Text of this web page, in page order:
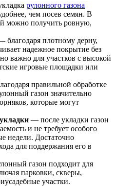
рулонного газона
чем посев семян. В
можно получить ровную,
благодаря плотному дерну,
надежное покрытие без
важно для участков с высокой
игровые площадки или
правильной обработке
газон значительно
которые могут
— после укладки газон
и не требует особого
недели. Достаточно
для поддержания его в
газон подходит для
парковки, скверы,
участки.